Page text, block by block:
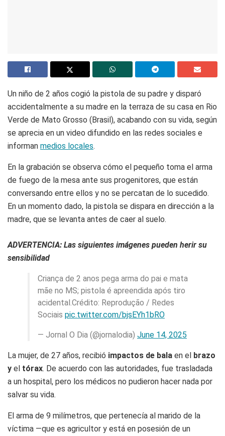
Un niño de 2 años cogió la pistola de su padre y disparó
accidentalmente a su madre en la terraza de su casa en Rio
Verde de Mato Grosso (Brasil), acabando con su vida, según
se aprecia en un video difundido en las redes sociales e
informan medios locales.
En la grabación se observa cómo el pequeño toma el arma
de fuego de la mesa ante sus progenitores, que están
conversando entre ellos y no se percatan de lo sucedido.
En un momento dado, la pistola se dispara en dirección a la
madre, que se levanta antes de caer al suelo.
ADVERTENCIA: Las siguientes imágenes pueden herir su
sensibilidad
Criança de 2 anos pega arma do pai e mata
mãe no MS; pistola é apreendida após tiro
acidental.Crédito: Reprodução / Redes
Sociais pic.twitter.com/bjsEYh1bRO
— Jornal O Dia (@jornalodia) June 14, 2025
La mujer, de 27 años, recibió impactos de bala en el brazo
y el tórax. De acuerdo con las autoridades, fue trasladada
a un hospital, pero los médicos no pudieron hacer nada por
salvar su vida.
El arma de 9 milímetros, que pertenecía al marido de la
víctima —que es agricultor y está en posesión de un